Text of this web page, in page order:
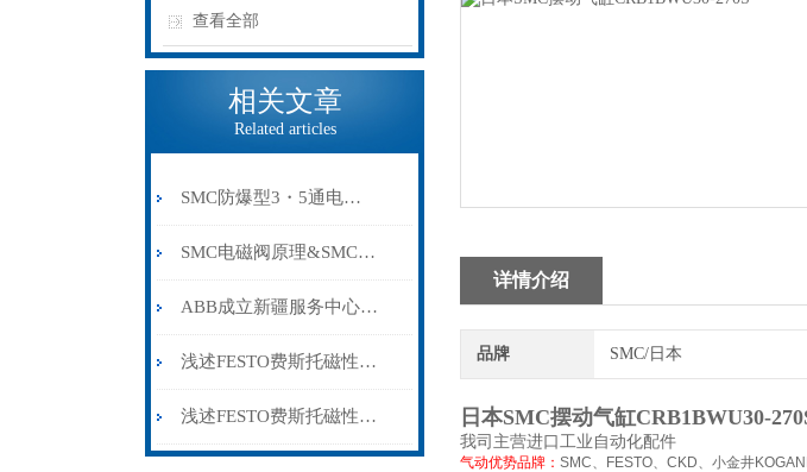
查看全部
相关文章
Related articles
SMC防爆型3・5通电磁阀
SMC电磁阀原理&SMC电磁阀种类&SMC型号
ABB成立新疆服务中心，并支持本地人才发展
浅述FESTO费斯托磁性开关所具备的主要功能
浅述FESTO费斯托磁性开关的接线方法
详情介绍
品牌 SMC/日本
日本SMC摆动气缸CRB1BWU30-
我司主营进口工业自动化配件
气动优势品牌： SMC、 FESTO、 CKD、小金井